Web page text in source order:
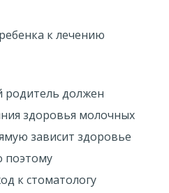
родитель должен
здоровья молочных
зависит здоровье
поэтому
к стоматологу